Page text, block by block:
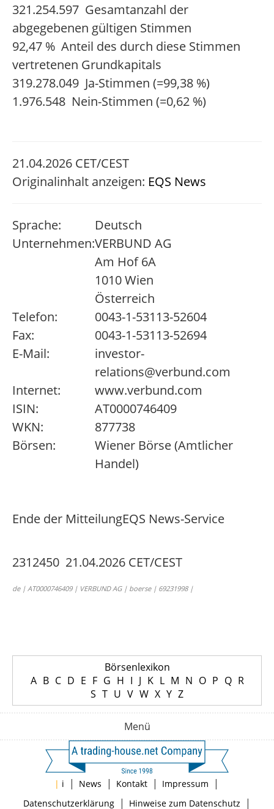
321.254.597 Gesamtanzahl der
abgegebenen gültigen Stimmen
92,47 % Anteil des durch diese Stimmen
vertretenen Grundkapitals
319.278.049 Ja-Stimmen (=99,38 %)
1.976.548 Nein-Stimmen (=0,62 %)
21.04.2026 CET/CEST
Originalinhalt anzeigen: EQS News
Sprache:
Deutsch
Unternehmen:VERBUND AG
Am Hof 6A
1010 Wien
Österreich
Telefon:
0043-1-53113-52604
Fax:
0043-1-53113-52694
E-Mail:
investor-
relations@verbund.com
Internet:
www.verbund.com
ISIN:
AT0000746409
WKN:
877738
Börsen:
Wiener Börse (Amtlicher
Handel)
Ende der MitteilungEQS News-Service
2312450 21.04.2026 CET/CEST
de | AT0000746409 | VERBUND AG | boerse | 69231998 |
Börsenlexikon
A B C D E F G H I J K L M N O P Q R
S T U V W X Y Z
Menü
| i | News | Kontakt | Impressum |
Datenschutzerklärung| Hinweise zum Datenschutz |